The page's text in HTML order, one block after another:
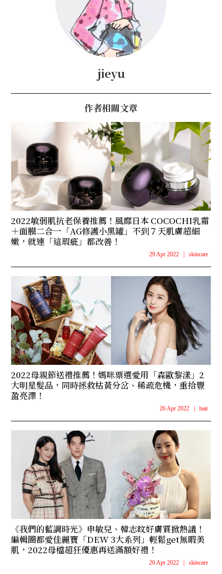
jieyu
作者相關文章
2022敏弱肌抗老保養推薦！風靡日本 COCOCHI乳霜
＋面膜二合一「AG修護小黑罐」不到７天肌膚超細
嫩，就連「這瑕疵」都改善！
29 Apr 2022 skincare
2022母親節送禮推薦！媽咪票選愛用「森歐黎漾」2
大明星髮品，同時拯救枯黃分岔、稀疏危機，重拾豐
盈亮澤！
26 Apr 2022 hair
《我們的藍調時光》申敏兒、韓志旼好膚質掀熱議！
編輯圈都愛佳麗寶「DEW 3大系列」輕鬆get無暇美
肌，2022母檔超狂優惠再送滿額好禮！
20 Apr 2022 skincare